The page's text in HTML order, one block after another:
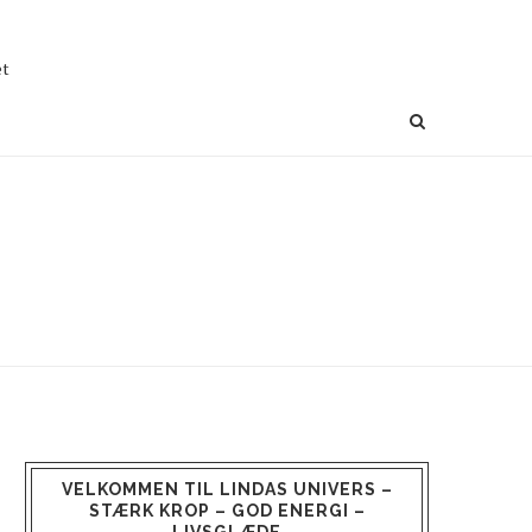
VELKOMMEN TIL LINDAS UNIVERS –
STÆRK KROP – GOD ENERGI –